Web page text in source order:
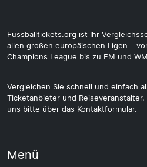
Fussballtickets.org ist Ihr
allen großen europäischen Ligen –
Champions League bis zu EM und
Vergleichen Sie schnell und einfach
Ticketanbieter und
uns bitte über das Kontaktformular.
Menü